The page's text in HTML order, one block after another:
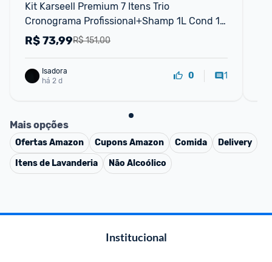
Kit Karseell Premium 7 Itens Trio
Cronograma Profissional+Shamp 1L Cond 1L
Másc 500g e Oleo 50ml
R$ 151,00
R$73,99
Isadora
há 2 d
0 1
Mais opções
OfertasAmazon CuponsAmazon Comida
Delivery
Itens de Lavanderia
Não Alcoólico
Institucional